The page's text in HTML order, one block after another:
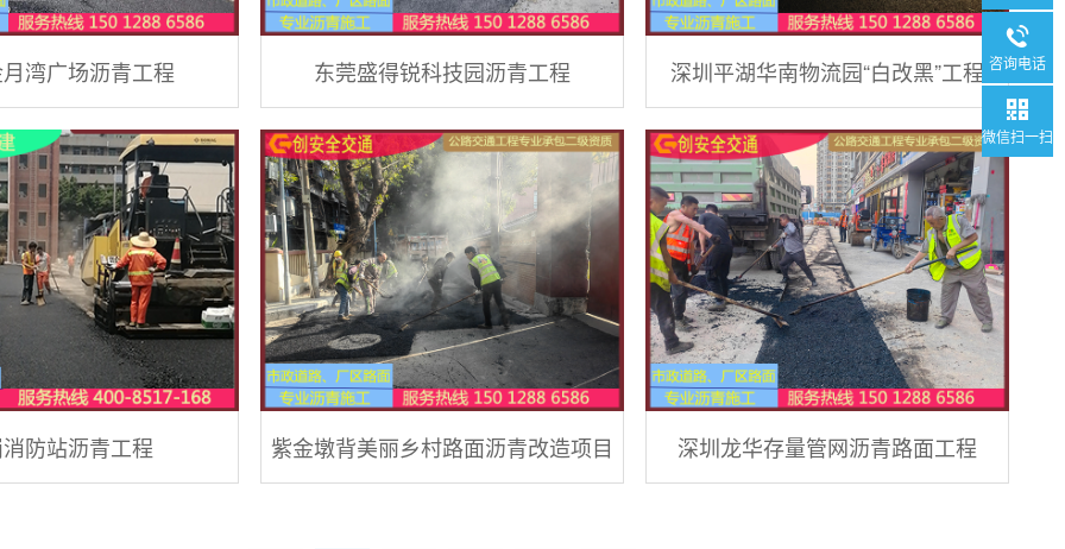
湾广场沥青工程 东莞盛得锐科技园沥青工程 深圳平湖华南物流园“白改黑”工程
防站沥青工程 紫金墩背美丽乡村路面沥青改造项目 深圳龙华存量管网沥青路面工程
咨询电话
微信扫一扫